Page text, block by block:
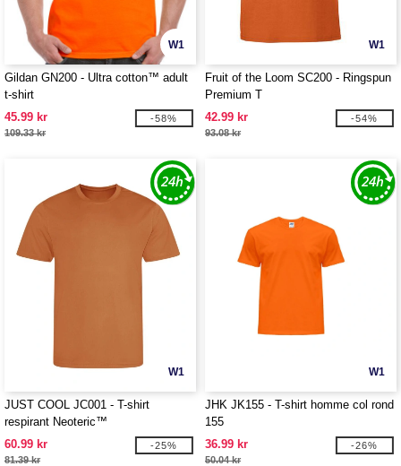
W1
Gildan GN200 - Ultra cotton™ adult
t-shirt
45.99 kr
109.33 kr
-58%
W1
Fruit of the Loom SC200 - Ringspun
Premium T
42.99 kr
93.08 kr
-54%
W1
JUST COOL JC001 - T-shirt
respirant Neoteric™
60.99 kr
81.39 kr
-25%
W1
JHK JK155 - T-shirt homme col rond
155
36.99 kr
50.04 kr
-26%